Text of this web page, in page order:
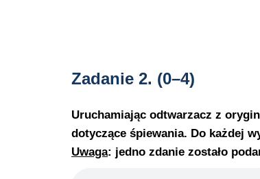
Zadanie 2. (0–4)
Uruchamiając odtwarzacz z
dotyczące śpiewania. Do każdej
Uwaga: jedno zdanie zostało